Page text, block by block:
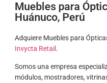
Muebles para
Huánuco, Perú
Adquiere Muebles para
Invycta Retail .
Somos una empresa
módulos, mostradores,